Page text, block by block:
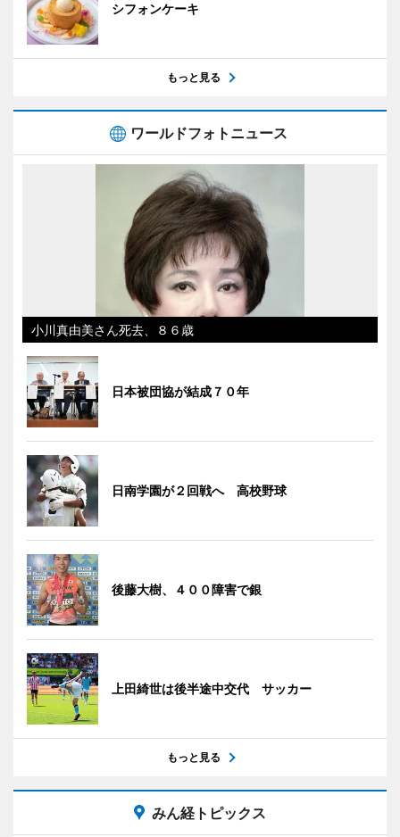
シフォンケーキ
もっと見る
ワールドフォトニュース
小川真由美さん死去、８６歳
日本被団協が結成７０年
日南学園が２回戦へ 高校野球
後藤大樹、４００障害で銀
上田綺世は後半途中交代 サッカー
もっと見る
みん経トピックス